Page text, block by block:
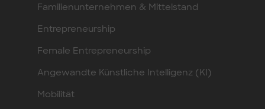
Familienunternehmen & Mittelstand
Entrepreneurship
Female Entrepreneurship
Angewandte Künstliche Intelligenz (KI)
Mobilität